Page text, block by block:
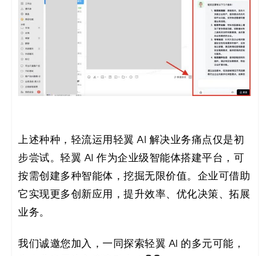
上述种种，轻流运用轻翼 AI 解决业务痛点仅是初
步尝试。轻翼 AI 作为企业级智能体搭建平台，可
按需创建多种智能体，挖掘无限价值。企业可借助
它实现更多创新应用，提升效率、优化决策、拓展
业务。
我们诚邀您加入，一同探索轻翼 AI 的多元可能，